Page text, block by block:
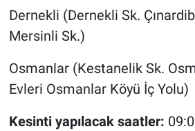
Dernekli (Dernekli Sk.
Mersinli Sk.)
Osmanlar (Kestanelik Sk.
Evleri Osmanlar Köyü İç Yolu)
Kesinti yapılacak saatler: